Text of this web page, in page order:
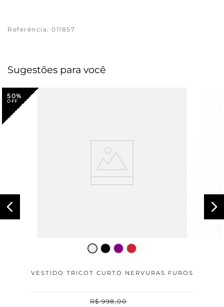
Referência: 011857
Sugestões para você
50%
VESTIDO TRICOT CURTO NERVURAS FUROS
R$ 998,00